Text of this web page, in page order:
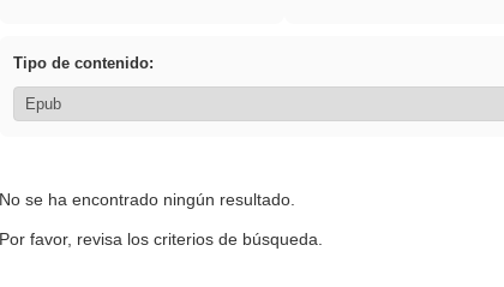
Tipo de contenido:
No se ha encontrado ningún resultado.
Por favor, revisa los criterios de búsqueda.